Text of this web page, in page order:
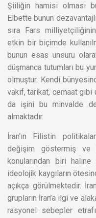
Şiiliğin hamisi olması
Elbette bunun
sıra Fars milliyetçiliğinin
etkin bir biçimde
bunun esas unsuru
düşmanca tutumları bu
olmuştur. Kendi
vakıf, tarikat, cemaat
da işini bu minvalde
almaktadır.
İran'ın Filistin
değişim göstermiş ve
konularından biri
ideolojik kaygıların
açıkça görülmektedir.
grupların İran’a ilgi ve
rasyonel sebepler